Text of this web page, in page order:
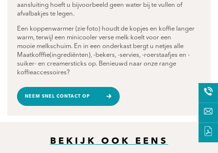
aansluiting hoeft u bijvoorbeeld geen water bij te vullen of
afvalbakjes te legen.
Een koppenwarmer (zie foto) houdt de kopjes en koffie langer
warm, terwijl een minicooler verse melk koelt voor een
mooie melkschuim. En in een onderkast bergt u netjes alle
Maatkofffie(ingrediënten), -bekers, -servies, -roerstaafjes en -
suiker- en creamersticks op. Benieuwd naar onze range
koffieaccessoires?
NEEM SNEL CONTACT OP
BEKIJK OOK EENS